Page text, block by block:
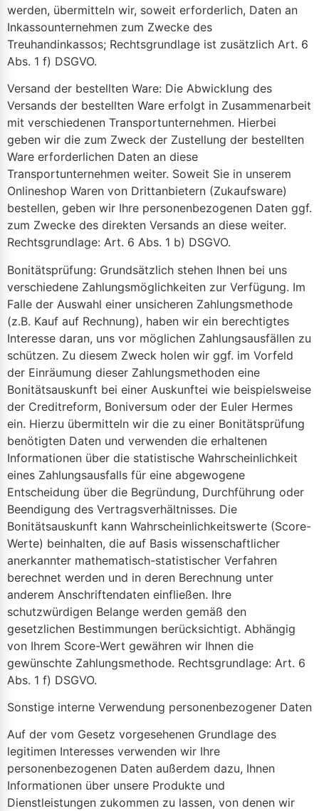
werden, übermitteln wir, soweit erforderlich, Daten an
Inkassounternehmen zum Zwecke des
Treuhandinkassos; Rechtsgrundlage ist zusätzlich Art. 6
Abs. 1 f) DSGVO.
Versand der bestellten Ware: Die Abwicklung des
Versands der bestellten Ware erfolgt in Zusammenarbeit
mit verschiedenen Transportunternehmen. Hierbei
geben wir die zum Zweck der Zustellung der bestellten
Ware erforderlichen Daten an diese
Transportunternehmen weiter. Soweit Sie in unserem
Onlineshop Waren von Drittanbietern (Zukaufsware)
bestellen, geben wir Ihre personenbezogenen Daten ggf.
zum Zwecke des direkten Versands an diese weiter.
Rechtsgrundlage: Art. 6 Abs. 1 b) DSGVO.
Bonitätsprüfung: Grundsätzlich stehen Ihnen bei uns
verschiedene Zahlungsmöglichkeiten zur Verfügung. Im
Falle der Auswahl einer unsicheren Zahlungsmethode
(z.B. Kauf auf Rechnung), haben wir ein berechtigtes
Interesse daran, uns vor möglichen Zahlungsausfällen zu
schützen. Zu diesem Zweck holen wir ggf. im Vorfeld
der Einräumung dieser Zahlungsmethoden eine
Bonitätsauskunft bei einer Auskunftei wie beispielsweise
der Creditreform, Boniversum oder der Euler Hermes
ein. Hierzu übermitteln wir die zu einer Bonitätsprüfung
benötigten Daten und verwenden die erhaltenen
Informationen über die statistische Wahrscheinlichkeit
eines Zahlungsausfalls für eine abgewogene
Entscheidung über die Begründung, Durchführung oder
Beendigung des Vertragsverhältnisses. Die
Bonitätsauskunft kann Wahrscheinlichkeitswerte (Score-
Werte) beinhalten, die auf Basis wissenschaftlicher
anerkannter mathematisch-statistischer Verfahren
berechnet werden und in deren Berechnung unter
anderem Anschriftendaten einfließen. Ihre
schutzwürdigen Belange werden gemäß den
gesetzlichen Bestimmungen berücksichtigt. Abhängig
von Ihrem Score-Wert gewähren wir Ihnen die
gewünschte Zahlungsmethode. Rechtsgrundlage: Art. 6
Abs. 1 f) DSGVO.
Sonstige interne Verwendung personenbezogener Daten
Auf der vom Gesetz vorgesehenen Grundlage des
legitimen Interesses verwenden wir Ihre
personenbezogenen Daten außerdem dazu, Ihnen
Informationen über unsere Produkte und
Dienstleistungen zukommen zu lassen, von denen wir